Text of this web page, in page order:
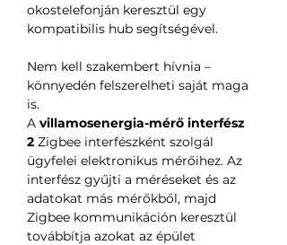
okostelefonján keresztül egy
kompatibilis hub segítségével.
Nem kell szakembert hívnia –
könnyedén felszerelheti saját maga
is.
A villamosenergia-mérő interfész
2 Zigbee interfészként szolgál
ügyfelei elektronikus mérőihez. Az
interfész gyűjti a méréseket és az
adatokat más mérőkből, majd
Zigbee kommunikáción keresztül
továbbítja azokat az épület